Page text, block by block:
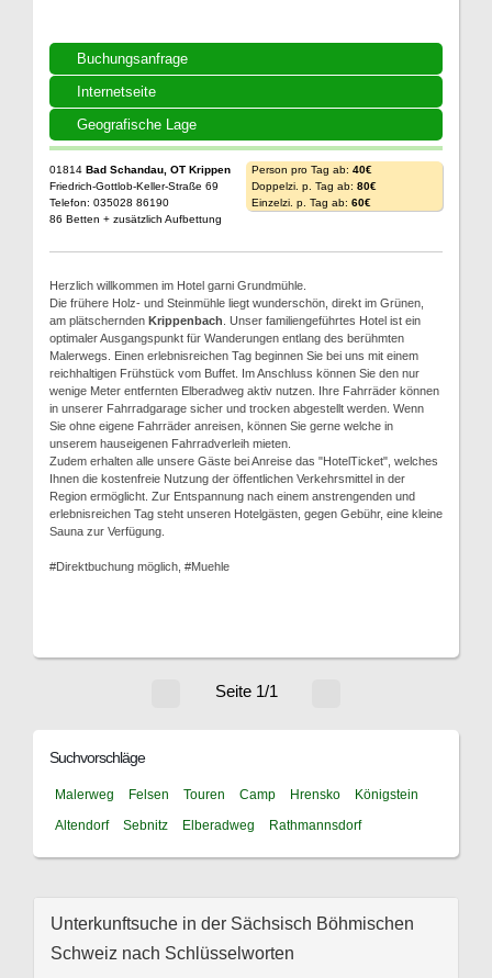
Buchungsanfrage
Internetseite
Geografische Lage
01814 Bad Schandau, OT Krippen
Friedrich-Gottlob-Keller-Straße 69
Telefon: 035028 86190
86 Betten + zusätzlich Aufbettung
Person pro Tag ab: 40€
Doppelzi. p. Tag ab: 80€
Einzelzi. p. Tag ab: 60€
Herzlich willkommen im Hotel garni Grundmühle.
Die frühere Holz- und Steinmühle liegt wunderschön, direkt im Grünen,
am plätschernden Krippenbach . Unser familiengeführtes Hotel ist ein
optimaler Ausgangspunkt für Wanderungen entlang des berühmten
Malerwegs. Einen erlebnisreichen Tag beginnen Sie bei uns mit einem
reichhaltigen Frühstück vom Buffet. Im Anschluss können Sie den nur
wenige Meter entfernten Elberadweg aktiv nutzen. Ihre Fahrräder können
in unserer Fahrradgarage sicher und trocken abgestellt werden. Wenn
Sie ohne eigene Fahrräder anreisen, können Sie gerne welche in
unserem hauseigenen Fahrradverleih mieten.
Zudem erhalten alle unsere Gäste bei Anreise das "HotelTicket", welches
Ihnen die kostenfreie Nutzung der öffentlichen Verkehrsmittel in der
Region ermöglicht. Zur Entspannung nach einem anstrengenden und
erlebnisreichen Tag steht unseren Hotelgästen, gegen Gebühr, eine kleine
Sauna zur Verfügung.
#Direktbuchung möglich, #Muehle
Seite 1/1
Suchvorschläge
Malerweg Felsen Touren Camp Hrensko
Königstein
Altendorf
Sebnitz Elberadweg Rathmannsdorf
Unterkunftsuche in der Sächsisch Böhmischen
Schweiz nach Schlüsselworten